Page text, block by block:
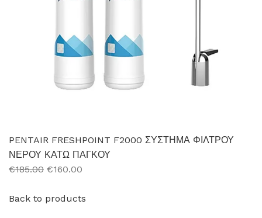
PENTAIR FRESHPOINT F2000 ΣΥΣΤΗΜΑ ΦΙΛΤΡΟΥ
ΝΕΡΟΥ ΚΑΤΩ ΠΑΓΚΟΥ
€185.00 €160.00
Back to products